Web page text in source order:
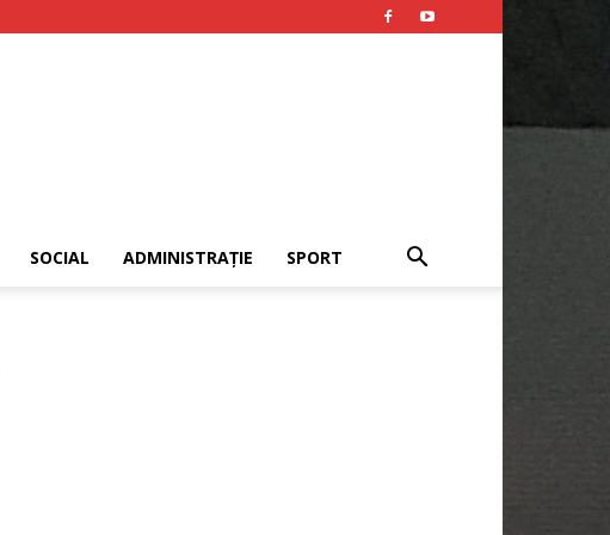
SOCIAL ADMINISTRAȚIE SPORT